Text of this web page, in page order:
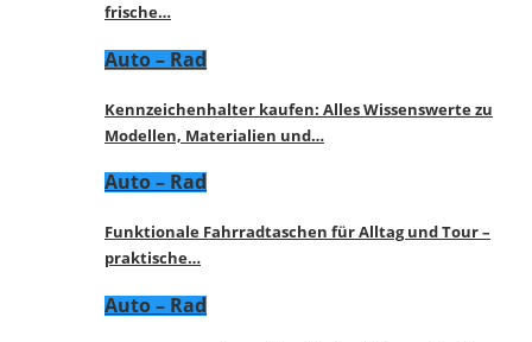
frische…
Auto – Rad
Kennzeichenhalter kaufen: Alles Wissenswerte zu
Modellen, Materialien und…
Auto – Rad
Funktionale Fahrradtaschen für Alltag und Tour –
praktische…
Auto – Rad